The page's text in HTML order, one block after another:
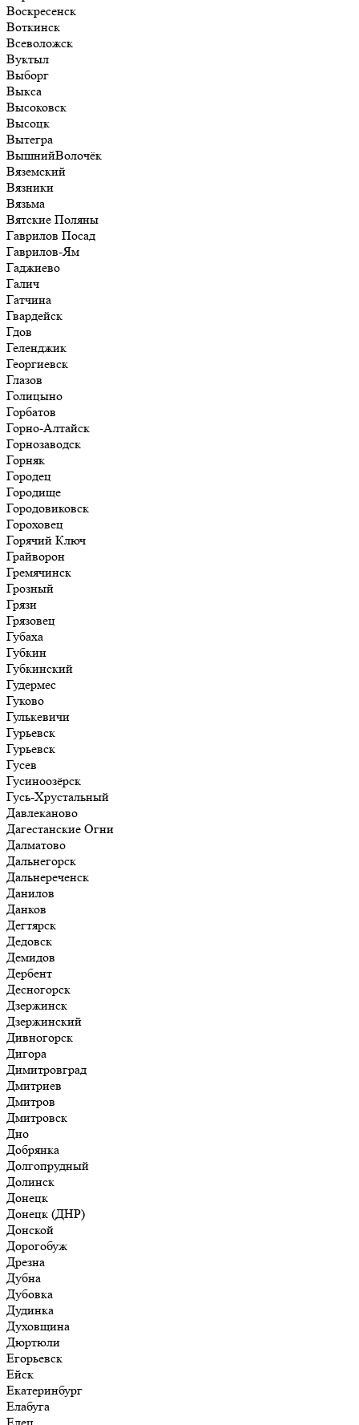
Воскресенск
Воткинск
Всеволожск
Вуктыл
Выборг
Выкса
Высоковск
Высоцк
Вытегра
ВышнийВолочёк
Вяземский
Вязники
Вязьма
Вятские Поляны
Гаврилов Посад
Гаврилов-Ям
Гаджиево
Галич
Гатчина
Гвардейск
Гдов
Геленджик
Георгиевск
Глазов
Голицыно
Горбатов
Горно-Алтайск
Горнозаводск
Горняк
Городец
Городище
Городовиковск
Гороховец
Горячий Ключ
Грайворон
Гремячинск
Грозный
Грязи
Грязовец
Губаха
Губкин
Губкинский
Гудермес
Гуково
Гулькевичи
Гурьевск
Гурьевск
Гусев
Гусиноозёрск
Гусь-Хрустальный
Давлеканово
Дагестанские Огни
Далматово
Дальнегорск
Дальнереченск
Данилов
Данков
Дегтярск
Дедовск
Демидов
Дербент
Десногорск
Дзержинск
Дзержинский
Дивногорск
Дигора
Димитровград
Дмитриев
Дмитров
Дмитровск
Дно
Добрянка
Долгопрудный
Долинск
Донецк
Донецк (ДНР)
Донской
Дорогобуж
Дрезна
Дубна
Дубовка
Дудинка
Духовщина
Дюртюли
Егорьевск
Ейск
Екатеринбург
Елабуга